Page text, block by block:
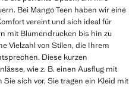
Bei Mango Teen haben wir eine
vereint und sich ideal für
mit Blumendrucken bis hin zu
Vielzahl von Stilen, die Ihrem
Diese kurzen
wie z. B. einen Ausflug mit
sich vor, Sie tragen ein Kleid mit